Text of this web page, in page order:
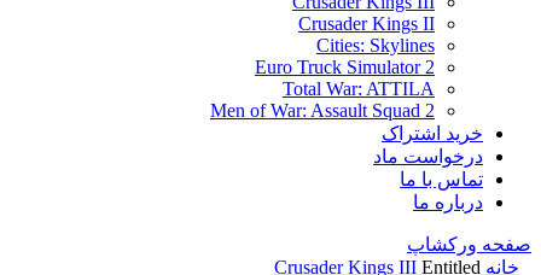
Crusader Kings II
Cities: Skylines
Euro Truck Simulator 2
Total War: ATTILA
Men of War: Assault Squad 2
خرید اشتراک
درخواست ماد
تماس با ما
درباره ما
صفحه ورکشاپ
خانه
Crusader Kings III Entitled